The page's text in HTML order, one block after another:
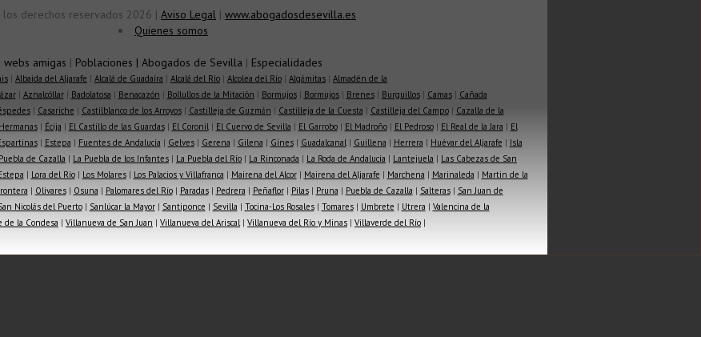
los derechos reservados 2026 | Aviso Legal | www.abogadosdesevilla.es
Quienes somos
webs amigas | Poblaciones | Abogados de Sevilla | Especialidades
| Albaida del Aljarafe | Alcalá de Guadaíra | Alcalá del Río | Alcolea del Río | Algámitas | Almadén de la
| Aznalcóllar| Badolatosa | Benacazón | Bollullos de la Mitación | Bormujos| Bormujos| Brenes| Burguillos| Camas| Cañada
| Casariche | Castilblanco de los Arroyos| Castilleja de Guzmán | Castilleja de la Cuesta | Castilleja del Campo| Cazalla de la
| Écija | El Castillo de las Guardas| El Coronil| El Cuervo de Sevilla | El Garrobo| El Madroño| El Pedroso| El Real de la Jara | El
| Estepa | Fuentes de Andalucía | Gelves| Gerena | Gilena | Gines| Guadalcanal| Guillena | Herrera | Huévar del Aljarafe | Isla
de Cazalla | La Puebla de los Infantes | La Puebla del Río | La Rinconada | La Roda de Andalucía | Lantejuela | Las Cabezas de San
| Lora del Río| Los Molares| Los Palacios y Villafranca | Mairena del Alcor| Mairena del Aljarafe | Marchena | Marinaleda | Martin de la
| Olivares| Osuna | Palomares del Río| Paradas| Pedrera | Peñaflor| Pilas| Pruna | Puebla de Cazalla | Salteras| San Juan de
Nicolás del Puerto| Sanlúcar la Mayor| Santiponce | Sevilla | Tocina-Los Rosales| Tomares| Umbrete | Utrera | Valencina de la
de la Condesa | Villanueva de San Juan | Villanueva del Ariscal| Villanueva del Río y Minas | Villaverde del Río |